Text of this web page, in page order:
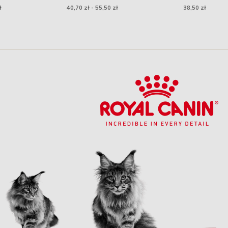
dwupaskową regulacją -
40,70 zł - 55,50 zł
Smart 20 Biały
38,50 zł